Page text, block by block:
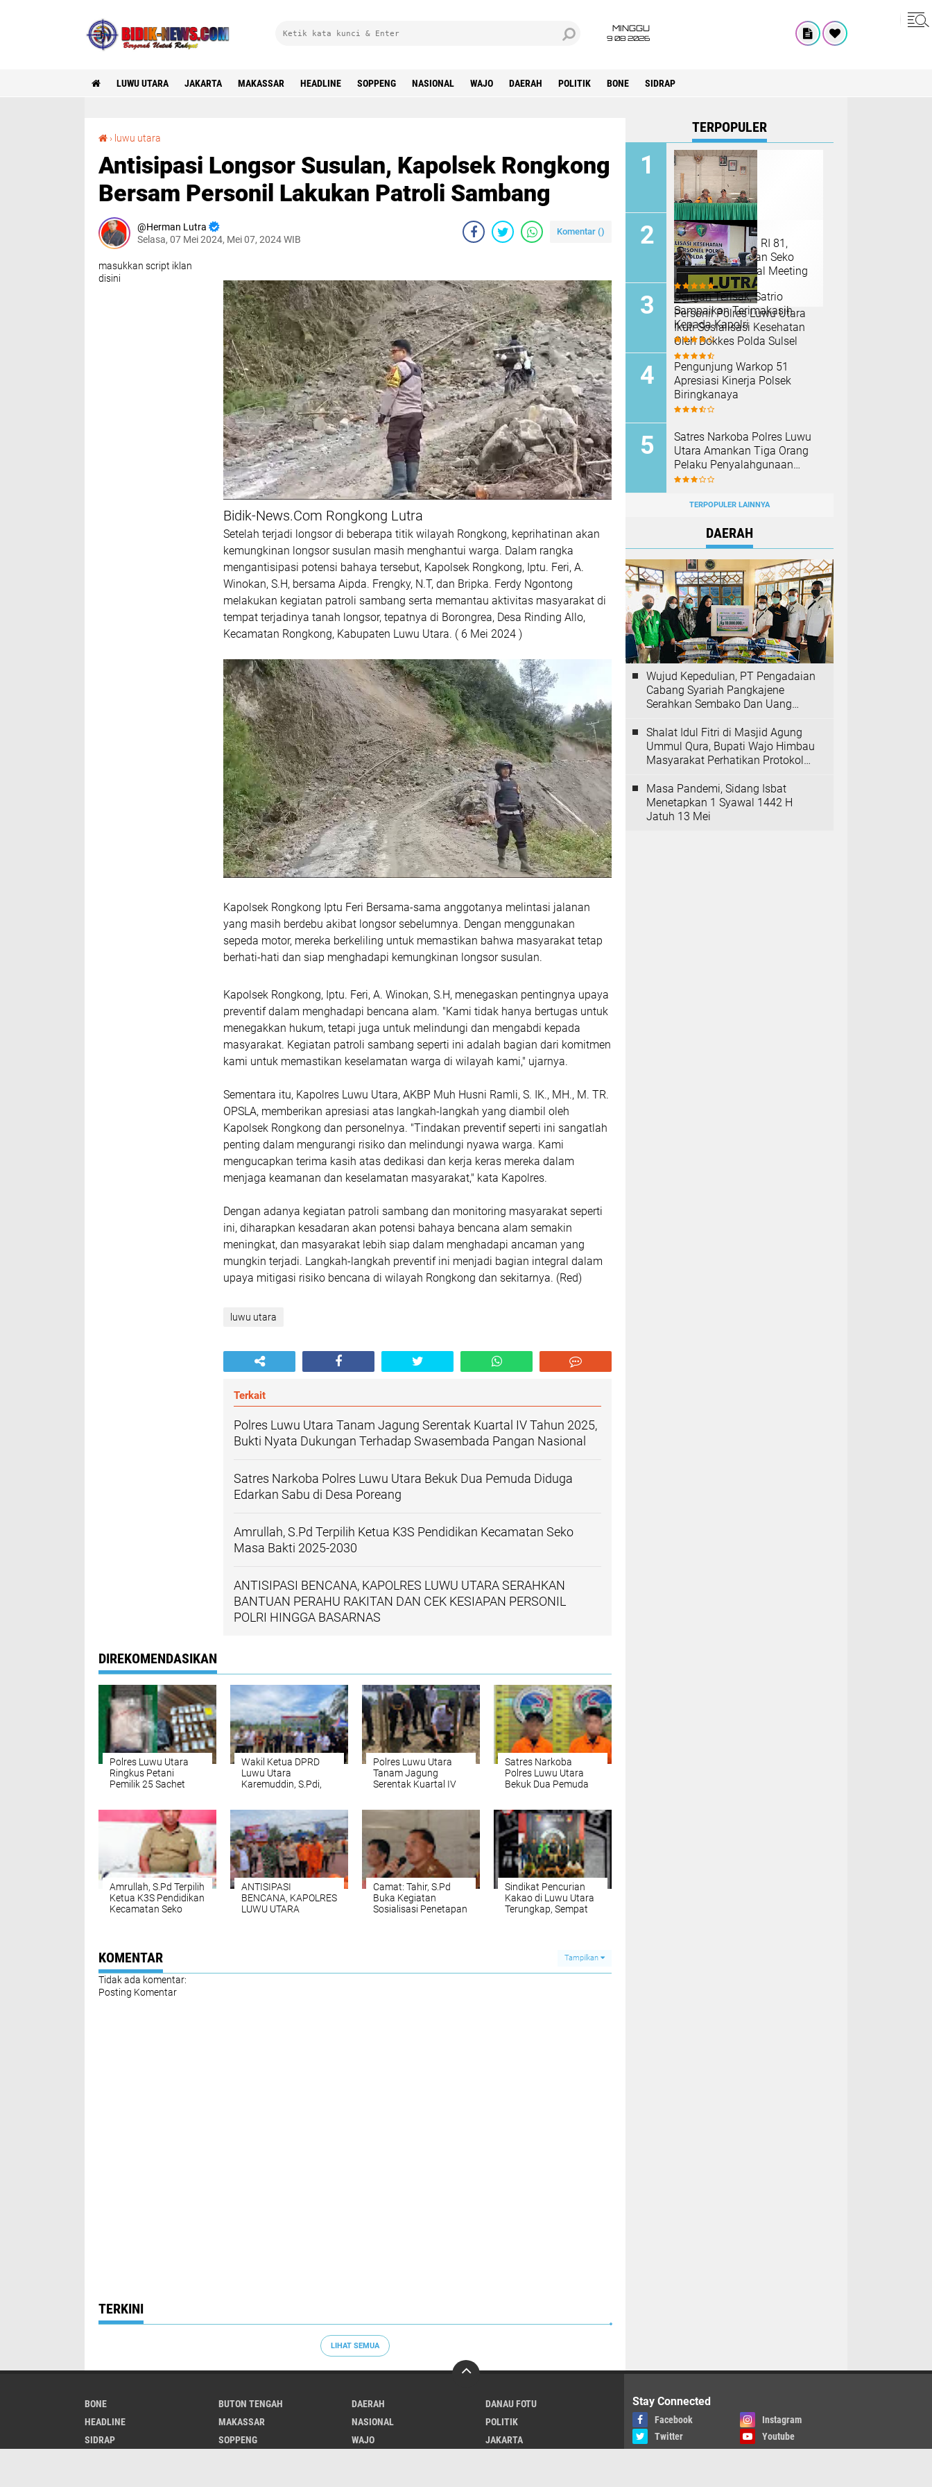
MINGGU
9 08 2026
LUWU UTARA JAKARTA MAKASSAR HEADLINE SOPPENG NASIONAL WAJO DAERAH POLITIK BONE SIDRAP
› luwu utara
Antisipasi Longsor Susulan, Kapolsek Rongkong
Bersam Personil Lakukan Patroli Sambang
Herman Lutra
Selasa, 07 Mei 2024, Mei 07, 2024 WIB
Komentar ()
masukkan script iklan
disini
Bidik-News.Com Rongkong Lutra
Setelah terjadi longsor di beberapa titik wilayah Rongkong, keprihatinan akan
kemungkinan longsor susulan masih menghantui warga. Dalam rangka
mengantisipasi potensi bahaya tersebut, Kapolsek Rongkong, Iptu. Feri, A.
Winokan, S.H, bersama Aipda. Frengky, N.T, dan Bripka. Ferdy Ngontong
melakukan kegiatan patroli sambang serta memantau aktivitas masyarakat di
tempat terjadinya tanah longsor, tepatnya di Borongrea, Desa Rinding Allo,
Kecamatan Rongkong, Kabupaten Luwu Utara. ( 6 Mei 2024 )
Kapolsek Rongkong Iptu Feri Bersama-sama anggotanya melintasi jalanan
yang masih berdebu akibat longsor sebelumnya. Dengan menggunakan
sepeda motor, mereka berkeliling untuk memastikan bahwa masyarakat tetap
berhati-hati dan siap menghadapi kemungkinan longsor susulan.
Kapolsek Rongkong, Iptu. Feri, A. Winokan, S.H, menegaskan pentingnya upaya
preventif dalam menghadapi bencana alam. "Kami tidak hanya bertugas untuk
menegakkan hukum, tetapi juga untuk melindungi dan mengabdi kepada
masyarakat. Kegiatan patroli sambang seperti ini adalah bagian dari komitmen
kami untuk memastikan keselamatan warga di wilayah kami," ujarnya.
Sementara itu, Kapolres Luwu Utara, AKBP Muh Husni Ramli, S. IK., MH., M. TR.
OPSLA, memberikan apresiasi atas langkah-langkah yang diambil oleh
Kapolsek Rongkong dan personelnya. "Tindakan preventif seperti ini sangatlah
penting dalam mengurangi risiko dan melindungi nyawa warga. Kami
mengucapkan terima kasih atas dedikasi dan kerja keras mereka dalam
menjaga keamanan dan keselamatan masyarakat," kata Kapolres.
Dengan adanya kegiatan patroli sambang dan monitoring masyarakat seperti
ini, diharapkan kesadaran akan potensi bahaya bencana alam semakin
meningkat, dan masyarakat lebih siap dalam menghadapi ancaman yang
mungkin terjadi. Langkah-langkah preventif ini menjadi bagian integral dalam
upaya mitigasi risiko bencana di wilayah Rongkong dan sekitarnya. (Red)
luwu utara
Terkait
Polres Luwu Utara Tanam Jagung Serentak Kuartal IV Tahun 2025,
Bukti Nyata Dukungan Terhadap Swasembada Pangan Nasional
Satres Narkoba Polres Luwu Utara Bekuk Dua Pemuda Diduga
Edarkan Sabu di Desa Poreang
Amrullah, S.Pd Terpilih Ketua K3S Pendidikan Kecamatan Seko
Masa Bakti 2025-2030
ANTISIPASI BENCANA, KAPOLRES LUWU UTARA SERAHKAN
BANTUAN PERAHU RAKITAN DAN CEK KESIAPAN PERSONIL
POLRI HINGGA BASARNAS
DIREKOMENDASIKAN
Polres Luwu Utara
Ringkus Petani
Pemilik 25 Sachet
Wakil Ketua DPRD
Luwu Utara
Karemuddin, S.Pdi,
Serentak
Polres Luwu Utara
Tanam Jagung
Serentak Kuartal IV
Swasembada Pangan
Nasional
Satres Narkoba
Polres Luwu Utara
Bekuk Dua Pemuda
Amrullah, S.Pd Terpilih
Ketua K3S Pendidikan
Kecamatan Seko
ANTISIPASI
BENCANA, KAPOLRES
LUWU UTARA
BASARNAS
Camat: Tahir, S.Pd
Buka Kegiatan
Sosialisasi Penetapan
Sindikat Pencurian
Kakao di Luwu Utara
Terungkap, Sempat
KOMENTAR Tampilkan
Tidak ada komentar:
Posting Komentar
TERKINI
LIHAT SEMUA
TERPOPULER
Menyambut HUT RI 81,
Panitia Kecamatan Seko
Lakukan Technical Meeting
Personil Polres Luwu Utara
Ikuti Sosialisasi Kesehatan
Oleh Dokkes Polda Sulsel
Dengan Terisak, Satrio
Sampaikan Terimakasih
Kepada Kapolri
Pengunjung Warkop 51
Apresiasi Kinerja Polsek
Biringkanaya
Satres Narkoba Polres Luwu
Utara Amankan Tiga Orang
Pelaku Penyalahgunaan
Narkoba
TERPOPULER LAINNYA
DAERAH
Wujud Kepedulian, PT Pengadaian
Cabang Syariah Pangkajene
Serahkan Sembako Dan Uang
Rappang
Shalat Idul Fitri di Masjid Agung
Ummul Qura, Bupati Wajo Himbau
Masyarakat Perhatikan Protokol
Masa Pandemi, Sidang Isbat
Menetapkan 1 Syawal 1442 H
Jatuh 13 Mei
BONE BUTON TENGAH DAERAH
DANAU FOTU
HEADLINE
MAKASSAR NASIONAL
POLITIK
SIDRAP
SOPPENG WAJO
JAKARTA
Stay Connected
Facebook
Instagram
Twitter
Youtube